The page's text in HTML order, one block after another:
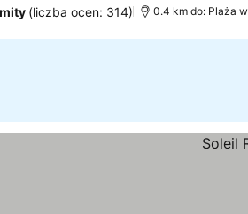
(liczba ocen: 314) 0.4 km do: Plaża